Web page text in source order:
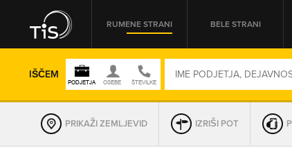
RUMENE STRANI BELE STRANI
IŠČEM
REGIJA
PRIKAŽI ZEMLJEVID IZRIŠI POT